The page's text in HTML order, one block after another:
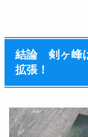
結論 剣ヶ峰
拡張！